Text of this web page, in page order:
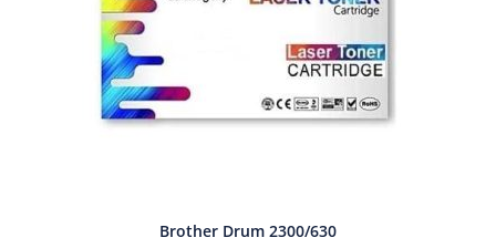
Brother Drum 2300/630